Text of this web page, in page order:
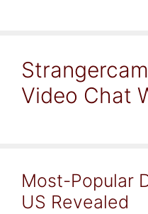
Video Chat
Most-Popular
US Revealed